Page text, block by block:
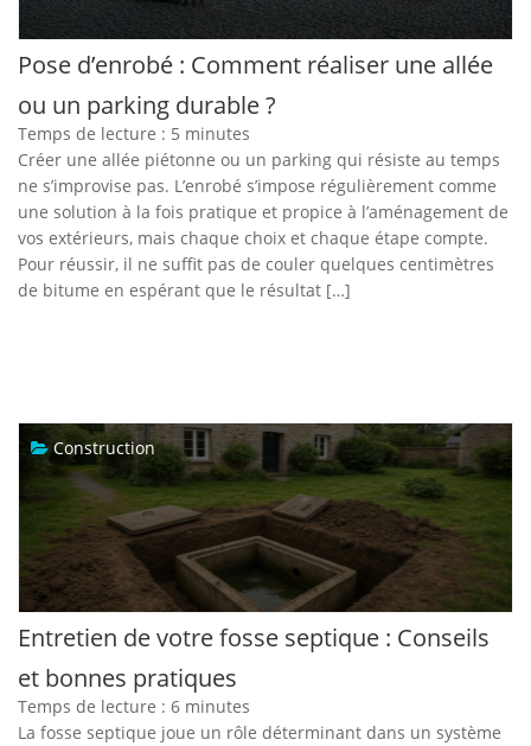
Pose d’enrobé : Comment réaliser une allée
ou un parking durable ?
Temps de lecture : 5 minutes
Créer une allée piétonne ou un parking qui résiste au temps
ne s’improvise pas. L’enrobé s’impose régulièrement comme
une solution à la fois pratique et propice à l’aménagement de
vos extérieurs, mais chaque choix et chaque étape compte.
Pour réussir, il ne suffit pas de couler quelques centimètres
de bitume en espérant que le résultat […]
Construction
Entretien de votre fosse septique : Conseils
et bonnes pratiques
Temps de lecture : 6 minutes
La fosse septique joue un rôle déterminant dans un système